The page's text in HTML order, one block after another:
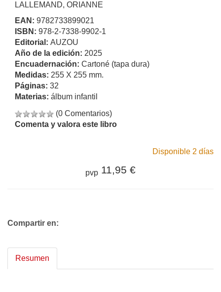
LALLEMAND, ORIANNE
EAN: 9782733899021
ISBN: 978-2-7338-9902-1
Editorial: AUZOU
Año de la edición: 2025
Encuadernación: Cartoné (tapa dura)
Medidas: 255 X 255 mm.
Páginas: 32
Materias: álbum infantil
(0 Comentarios)
Comenta y valora este libro
Disponible 2 días
pvp 11,95 €
Compartir en:
Resumen